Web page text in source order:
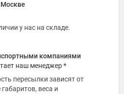
Москве
у нас на складе.
компаниями
наш менеджер *
пересылки зависят от
веса и